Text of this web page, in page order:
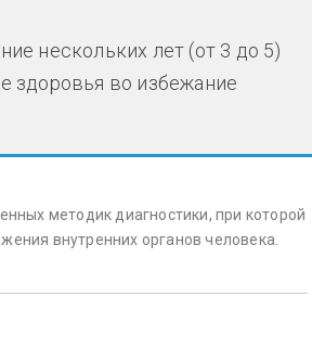
нескольких лет (от 3 до 5)
здоровья во избежание
методик диагностики, при которой
внутренних органов человека.